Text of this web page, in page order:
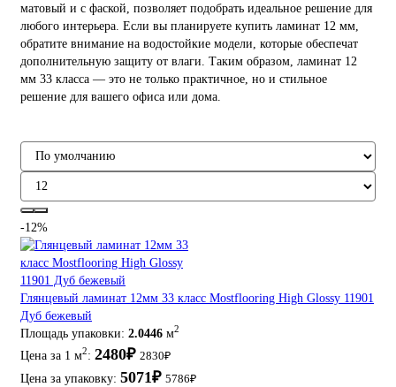
матовый и с фаской, позволяет подобрать идеальное решение для
любого интерьера. Если вы планируете купить ламинат 12 мм,
обратите внимание на водостойкие модели, которые обеспечат
дополнительную защиту от влаги. Таким образом, ламинат 12
мм 33 класса — это не только практичное, но и стильное
решение для вашего офиса или дома.
-12%
Глянцевый ламинат 12мм 33 класс Mostflooring High Glossy 11901
Дуб бежевый
Площадь упаковки: 2.0446 м2
Цена за 1 м2: 2480₽ 2830₽
Цена за упаковку: 5071₽ 5786₽